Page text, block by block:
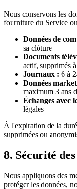
Nous conservons les
fourniture du Service
Données de
sa clôture
Documents
actif, supprimés
Journaux : 6 à
Données
maximum 3 ans
Échanges avec
légales
À l'expiration de la
supprimées ou
8. Sécurité
Nous appliquons des
protéger les données,